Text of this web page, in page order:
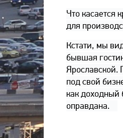
Что касается
для
Кстати, мы
бывшая
Ярославской.
под свой
как доходный
оправдана.